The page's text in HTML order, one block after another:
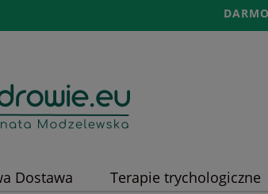
Dostawa Terapie trychologiczne